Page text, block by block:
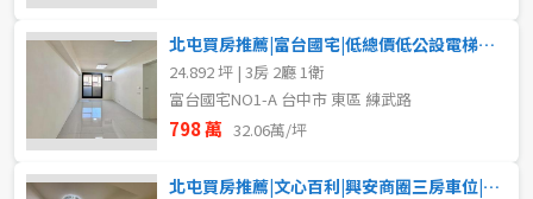
北屯買房推薦|富台國宅|低總價低公設電梯三房
24.892 坪 | 3房 2廳 1衛
富台國宅NO1-A 台中市 東區 練武路
798 萬 32.06萬/坪
北屯買房推薦|文心百利|興安商圈三房車位|低總價釋出